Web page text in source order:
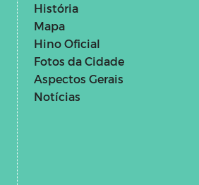
História
Mapa
Hino Oficial
Fotos da Cidade
Aspectos Gerais
Notícias